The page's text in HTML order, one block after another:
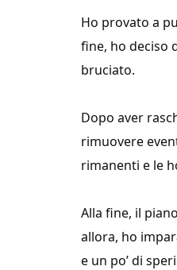
Ho provato a
fine, ho deciso
bruciato.
Dopo aver
rimuovere
rimanenti e le
Alla fine, il
allora, ho
e un po’ di